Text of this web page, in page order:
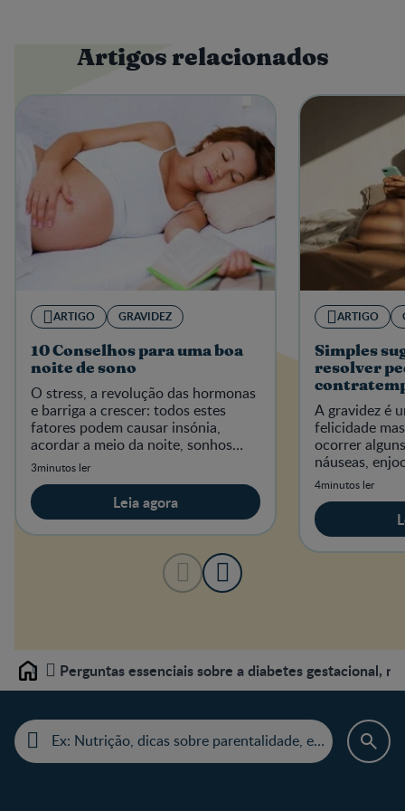
Tente comer menos alimentos com adição
de açúcar, carnes vermelhas ou processadas
Artigos relacionados
ARTIGO GRAVIDEZ
10 Conselhos para uma boa
noite de sono
O stress, a revolução das hormonas
e barriga a crescer: todos estes
fatores podem causar insónia,
acordar a meio da noite, sonhos
agitados e pesadelos durante a
sonolênc
3minutos ler
Leia agora
ARTIGO
Simples
resolver
A gravidez é
felicidade
ocorrer
náuseas,
cãibras, etc.!
e tranquila?
4minutos ler
Home Perguntas essenciais sobre a diabetes gestacional,